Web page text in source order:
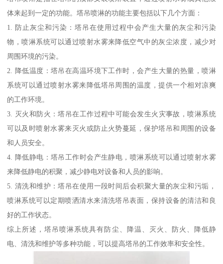
体来起到一定的功能。塔吊喷淋的功能主要包括以下几个方面：
1. 防止灰尘和污染：塔吊在使用过程中会产生大量的灰尘和污染
物，喷淋系统可以通过喷射水雾来降低空气中的灰尘浓度，减少对
周围环境的污染。
2. 降低温度：塔吊在高温环境下工作时，会产生大量的热量，喷淋
系统可以通过喷射水雾来降低塔吊周围的温度，提供一个相对凉爽
的工作环境。
3. 灭火和防火：塔吊在工作过程中可能会发生火灾事故，喷淋系统
可以及时喷射水雾来灭火或防止火势蔓延，保护塔吊和周围的设备
和人员安全。
4. 降低静电：塔吊工作时会产生静电，喷淋系统可以通过喷射水雾
来降低静电的积聚，减少静电对设备和人员的影响。
5. 清洗和维护：塔吊在使用一段时间后会积聚大量的灰尘和污垢，
喷淋系统可以定期喷洒清水来清洗塔吊表面，保持设备的清洁和良
好的工作状态。
综上所述，塔吊喷淋系统具有防尘、降温、灭火、防火、降低静
电、清洗和维护等多种功能，可以提高塔吊的工作效率和安全性。